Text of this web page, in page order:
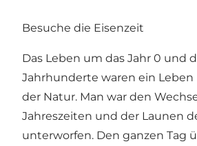
Besuche die Eisenzeit
Das Leben um das Jahr 0 und
Jahrhunderte waren ein
der Natur. Man war den
Jahreszeiten und der Launen
unterworfen. Den ganzen Tag